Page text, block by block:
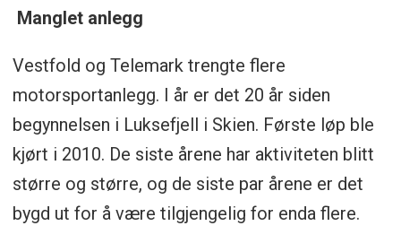
Manglet anlegg
Vestfold og Telemark trengte flere
motorsportanlegg. I år er det 20 år siden
begynnelsen i Luksefjell i Skien. Første løp ble
kjørt i 2010. De siste årene har aktiviteten blitt
større og større, og de siste par årene er det
bygd ut for å være tilgjengelig for enda flere.